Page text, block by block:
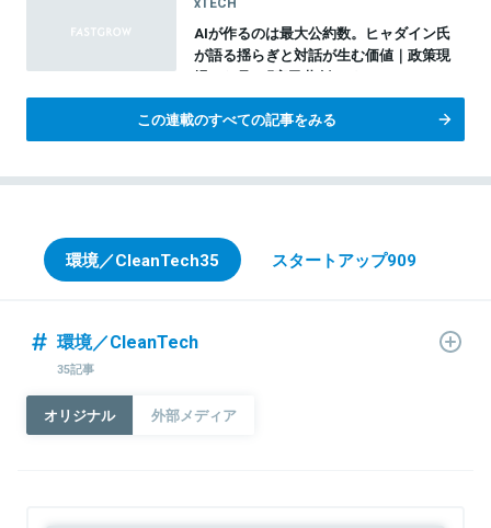
ョン』vol.10
AIが作るのは最大公約数。ヒャダイン氏
が語る揺らぎと対話が生む価値｜政策現
場から見る『官民共創のイノベーション』
総集編
この連載のすべての記事をみる
環境／CleanTech35 スタートアップ909
環境／CleanTech
35記事
オリジナル 外部メディア